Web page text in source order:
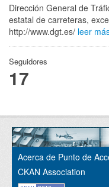
Dirección General de
estatal de carreteras,
http://www.dgt.es/ leer
Seguidores
17
Acerca de Punto de
CKAN Association